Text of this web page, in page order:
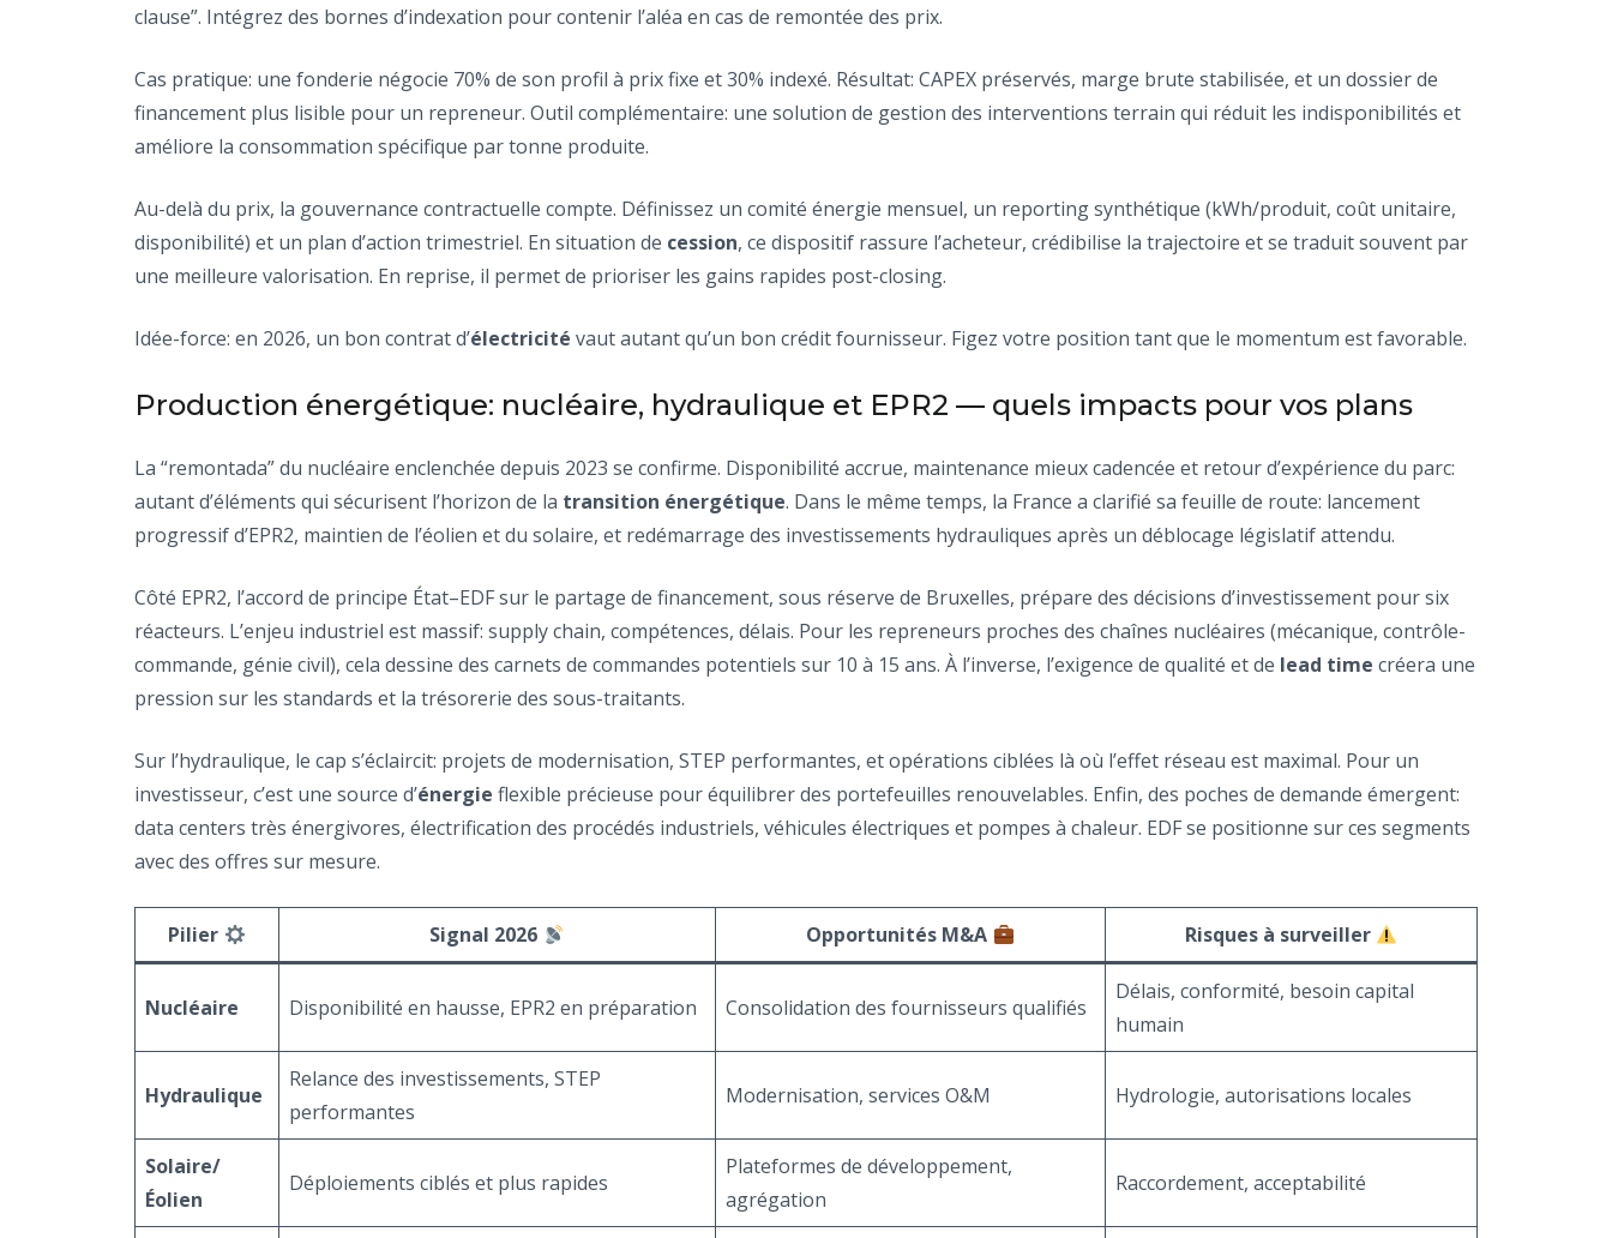
clause”. Intégrez des bornes d’indexation pour contenir l’aléa en cas de remontée des prix.
Cas pratique: une fonderie négocie 70% de son profil à prix fixe et 30% indexé. Résultat: CAPEX préservés, marge brute stabilisée, et un dossier de
financement plus lisible pour un repreneur. Outil complémentaire: une solution de gestion des interventions terrain qui réduit les indisponibilités et
améliore la consommation spécifique par tonne produite.
Au-delà du prix, la gouvernance contractuelle compte. Définissez un comité énergie mensuel, un reporting synthétique (kWh/produit, coût unitaire,
disponibilité) et un plan d’action trimestriel. En situation de cession, ce dispositif rassure l’acheteur, crédibilise la trajectoire et se traduit souvent par
une meilleure valorisation. En reprise, il permet de prioriser les gains rapides post-closing.
Idée-force: en 2026, un bon contrat d’électricité vaut autant qu’un bon crédit fournisseur. Figez votre position tant que le momentum est favorable.
Production énergétique: nucléaire, hydraulique et EPR2 — quels impacts pour vos plans
La “remontada” du nucléaire enclenchée depuis 2023 se confirme. Disponibilité accrue, maintenance mieux cadencée et retour d’expérience du parc:
autant d’éléments qui sécurisent l’horizon de la transition énergétique. Dans le même temps, la France a clarifié sa feuille de route: lancement
progressif d’EPR2, maintien de l’éolien et du solaire, et redémarrage des investissements hydrauliques après un déblocage législatif attendu.
Côté EPR2, l’accord de principe État–EDF sur le partage de financement, sous réserve de Bruxelles, prépare des décisions d’investissement pour six
réacteurs. L’enjeu industriel est massif: supply chain, compétences, délais. Pour les repreneurs proches des chaînes nucléaires (mécanique, contrôle-
commande, génie civil), cela dessine des carnets de commandes potentiels sur 10 à 15 ans. À l’inverse, l’exigence de qualité et de lead time créera une
pression sur les standards et la trésorerie des sous-traitants.
Sur l’hydraulique, le cap s’éclaircit: projets de modernisation, STEP performantes, et opérations ciblées là où l’effet réseau est maximal. Pour un
investisseur, c’est une source d’énergie flexible précieuse pour équilibrer des portefeuilles renouvelables. Enfin, des poches de demande émergent:
data centers très énergivores, électrification des procédés industriels, véhicules électriques et pompes à chaleur. EDF se positionne sur ces segments
avec des offres sur mesure.
Pilier Signal 2026 Opportunités M&A Risques à surveiller
Nucléaire Disponibilité en hausse, EPR2 en préparation Consolidation des fournisseurs qualifiés
Délais, conformité, besoin capital
humain
Hydraulique
Relance des investissements, STEP
performantes
Modernisation, services O&M Hydrologie, autorisations locales
Solaire/
Éolien
Déploiements ciblés et plus rapides
Plateformes de développement,
agrégation
Raccordement, acceptabilité